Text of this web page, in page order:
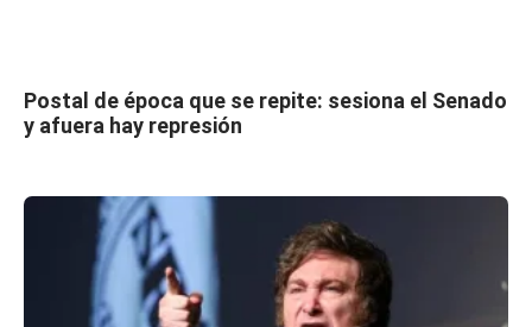
Postal de época que se repite: sesiona el Senado
y afuera hay represión